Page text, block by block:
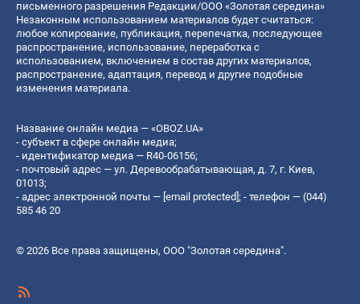
письменного разрешения Редакции/ООО «Золотая середина»
Незаконным использованием материалов будет считаться:
любое копирование, публикация, перепечатка, последующее
распространение, использование, переработка с
использованием, включением в состав других материалов,
распространение, адаптация, перевод и другие подобные
изменения материала.
Название онлайн медиа — «OBOZ.UA»
- субъект в сфере онлайн медиа;
- идентификатор медиа — R40-06156;
- почтовый адрес — ул. Деревообрабатывающая, д. 7, г. Киев,
01013;
- адрес электронной почты — [email protected]; - телефон — (044)
585 46 20
© 2026 Все права защищены, ООО "Золотая середина".